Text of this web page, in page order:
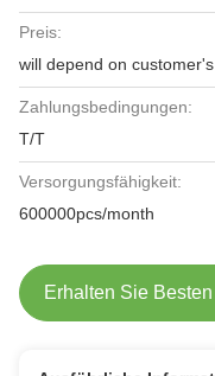
Preis:
will depend on
Zahlungsbedingungen:
T/T
Versorgungsfähigkeit:
600000pcs/month
Erhalten Sie